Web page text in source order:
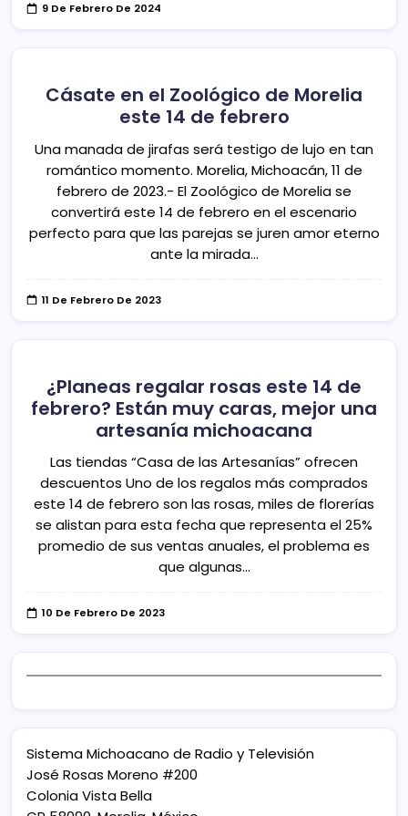
9 De Febrero De 2024
Cásate en el Zoológico de Morelia
este 14 de febrero
Una manada de jirafas será testigo de lujo en tan
romántico momento. Morelia, Michoacán, 11 de
febrero de 2023.- El Zoológico de Morelia se
convertirá este 14 de febrero en el escenario
perfecto para que las parejas se juren amor eterno
ante la mirada…
11 De Febrero De 2023
¿Planeas regalar rosas este 14 de
febrero? Están muy caras, mejor una
artesanía michoacana
Las tiendas “Casa de las Artesanías” ofrecen
descuentos Uno de los regalos más comprados
este 14 de febrero son las rosas, miles de florerías
se alistan para esta fecha que representa el 25%
promedio de sus ventas anuales, el problema es
que algunas…
10 De Febrero De 2023
Sistema Michoacano de Radio y Televisión
José Rosas Moreno #200
Colonia Vista Bella